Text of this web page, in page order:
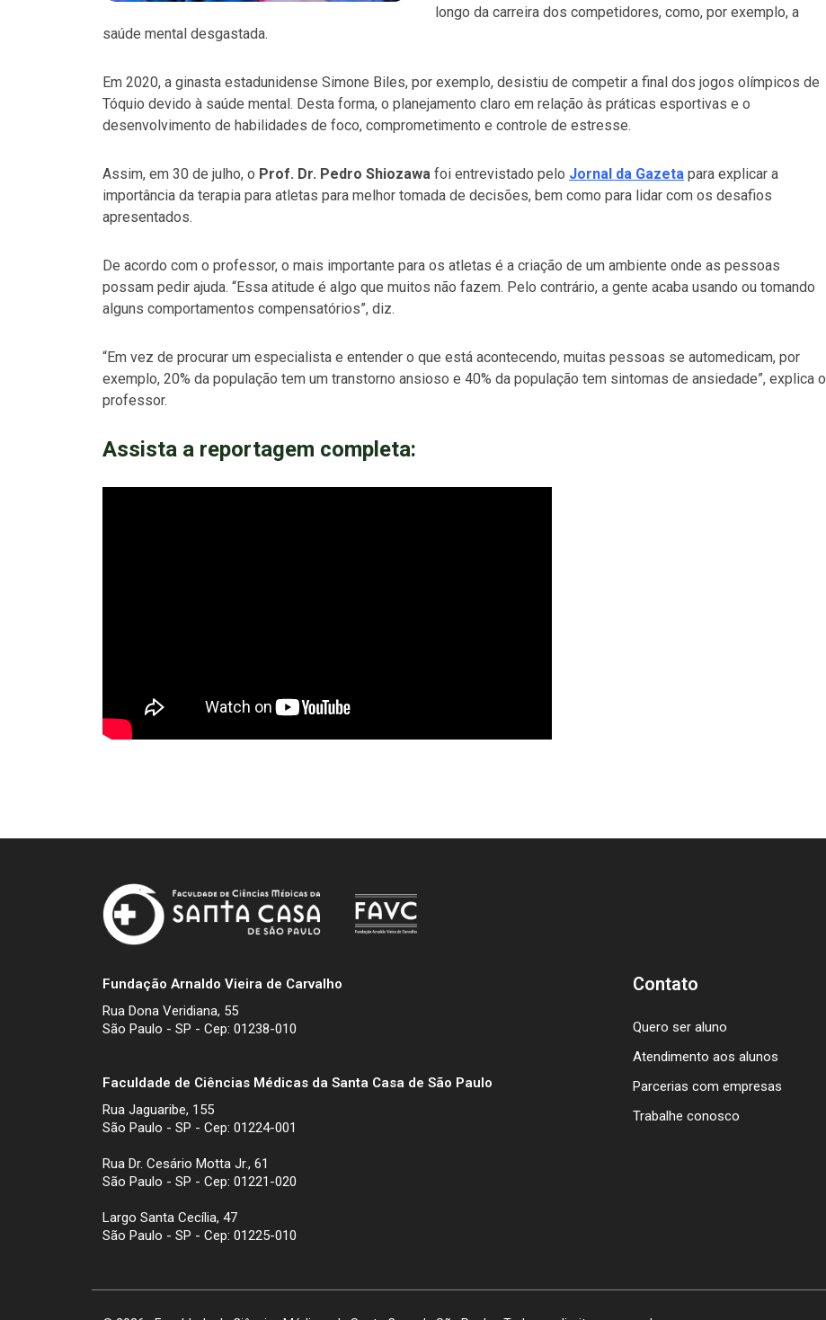
longo da carreira dos competidores, como, por exemplo, a
saúde mental desgastada.
Em 2020, a ginasta estadunidense Simone Biles, por exemplo, desistiu de competir a final dos jogos olímpicos de
Tóquio devido à saúde mental. Desta forma, o planejamento claro em relação às práticas esportivas e o
desenvolvimento de habilidades de foco, comprometimento e controle de estresse.
Assim, em 30 de julho, o Prof. Dr. Pedro Shiozawa foi entrevistado pelo Jornal da Gazeta para explicar a
importância da terapia para atletas para melhor tomada de decisões, bem como para lidar com os desafios
apresentados.
De acordo com o professor, o mais importante para os atletas é a criação de um ambiente onde as pessoas
possam pedir ajuda. “Essa atitude é algo que muitos não fazem. Pelo contrário, a gente acaba usando ou tomando
alguns comportamentos compensatórios”, diz.
“Em vez de procurar um especialista e entender o que está acontecendo, muitas pessoas se automedicam, por
exemplo, 20% da população tem um transtorno ansioso e 40% da população tem sintomas de ansiedade”, explica o
professor.
Assista a reportagem completa:
Fundação Arnaldo Vieira de Carvalho
Rua Dona Veridiana, 55
São Paulo - SP - Cep: 01238-010
Faculdade de Ciências Médicas da Santa Casa de São Paulo
Rua Jaguaribe, 155
São Paulo - SP - Cep: 01224-001
Rua Dr. Cesário Motta Jr., 61
São Paulo - SP - Cep: 01221-020
Largo Santa Cecília, 47
São Paulo - SP - Cep: 01225-010
Contato
Quero ser aluno
Atendimento aos alunos
Parcerias com empresas
Trabalhe conosco